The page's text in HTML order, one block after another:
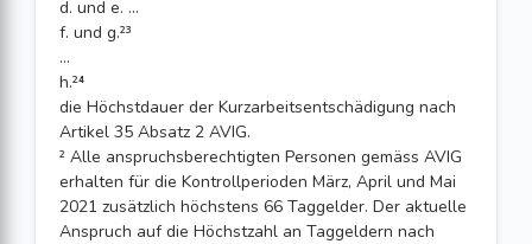
d. und e. ...
f. und g.²³
...
h.²⁴
die Höchstdauer der Kurzarbeitsentschädigung nach
Artikel 35 Absatz 2 AVIG.
² Alle anspruchsberechtigten Personen gemäss AVIG
erhalten für die Kontrollperioden März, April und Mai
2021 zusätzlich höchstens 66 Taggelder. Der aktuelle
Anspruch auf die Höchstzahl an Taggeldern nach